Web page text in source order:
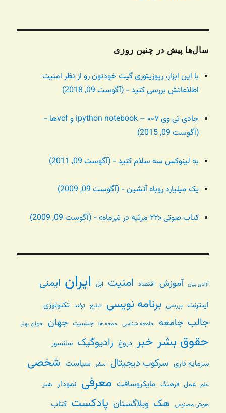
سال‌ها پیش در چنین روزی
با این ابزار، رپوزیتوری گیت خودتون رو از نظر امنیت
اطلاعاتش بررسی کنید - (آگوست 09, 2018)
جادی تی وی ۰۰۷ – ipython notebook و vcfها -
(آگوست 09, 2015)
به لینوکس سه سلام کنید - (آگوست 09, 2011)
یک میلیارد روباه آتشین - (آگوست 09, 2009)
کتاب صوتی «۲۲ مرثیه در تیرماه» - (آگوست 09, 2009)
آزادی بیان آموزش اقتصاد امنیت اپل ایران ایمنی
اینترنت بررسی برنامه نویسی تبلیغ ترفند تکنولوژی
جالب جامعه جامعه شناسی جمعه ها جنسیت جهان جهان بهتر
حقوق بشر خبر دروغ رادیوگیک سانسور
سرمایه داری سرکوب دیجیتال سفر سیاست شخصی
علم عمل فرهنگ مایکروسافت معرفی نمودار هنر
هوش مصنوعی هک وبلاگستان پادکست کتاب